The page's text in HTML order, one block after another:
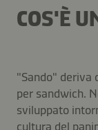
COS'È
"Sando" deriva
per sandwich.
sviluppato
cultura del